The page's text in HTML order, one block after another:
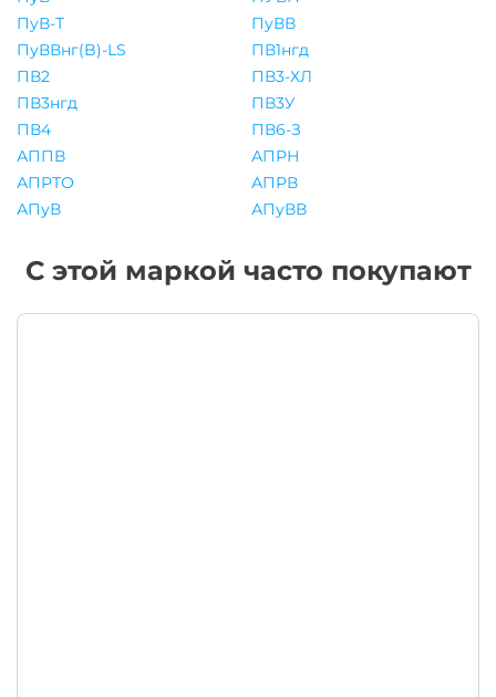
ПуВ-Т
ПуВВ
ПуВВнг(B)-LS
ПВ1нгд
ПВ2
ПВ3-ХЛ
ПВ3нгд
ПВ3У
ПВ4
ПВ6-З
АППВ
АПРН
АПРТО
АПРВ
АПуВ
АПуВВ
С этой маркой часто покупают